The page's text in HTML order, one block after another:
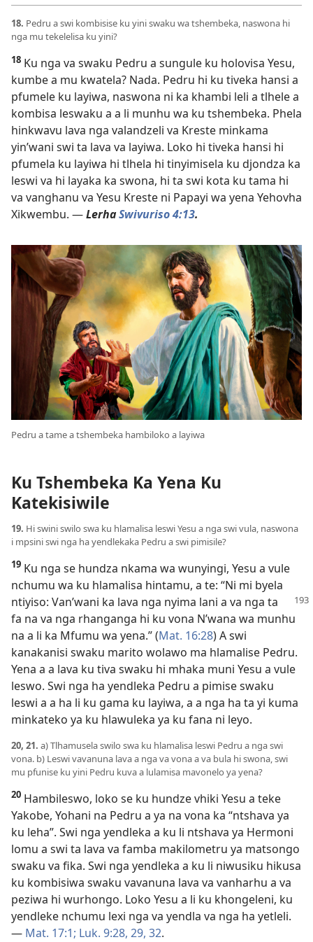
18. Pedru a swi kombisise ku yini swaku wa tshembeka, naswona hi
nga mu tekelelisa ku yini?
18 Ku nga va swaku Pedru a sungule ku holovisa Yesu,
kumbe a mu kwatela? Nada. Pedru hi ku tiveka hansi a
pfumele ku layiwa, naswona ni ka khambi leli a tlhele a
kombisa leswaku a a li munhu wa ku tshembeka. Phela
hinkwavu lava nga valandzeli va Kreste minkama
yin’wani swi ta lava va layiwa. Loko hi tiveka hansi hi
pfumela ku layiwa hi tlhela hi tinyimisela ku djondza ka
leswi va hi layaka ka swona, hi ta swi kota ku tama hi
va vanghanu va Yesu Kreste ni Papayi wa yena Yehovha
Xikwembu. —LerhaSwivuriso 4:13.
Pedru a tame a tshembeka hambiloko a layiwa
Ku Tshembeka Ka Yena Ku
Katekisiwile
19. Hi swini swilo swa ku hlamalisa leswi Yesu a nga swi vula, naswona
i mpsini swi nga ha yendlekaka Pedru a swi pimisile?
19 Ku nga se hundza nkama wa wunyingi, Yesu a vule
nchumu wa ku hlamalisa hintamu, a te: “Ni mi byela
ntiyiso: Van’wani ka lava nga nyima lani a va nga ta
fa na va nga rhanganga hi ku vona N’wana wa munhu
na a li ka Mfumu wa yena.” (Mat. 16:28) A swi
kanakanisi swaku marito wolawo ma hlamalise Pedru.
Yena a a lava ku tiva swaku hi mhaka muni Yesu a vule
leswo. Swi nga ha yendleka Pedru a pimise swaku
leswi a a ha li ku gama ku layiwa, a a nga ha ta yi kuma
minkateko ya ku hlawuleka ya ku fana ni leyo.
20, 21. a) Tlhamusela swilo swa ku hlamalisa leswi Pedru a nga swi
vona. b) Leswi vavanuna lava a nga va vona a va bula hi swona, swi
mu pfunise ku yini Pedru kuva a lulamisa mavonelo ya yena?
20 Hambileswo, loko se ku hundze vhiki Yesu a teke
Yakobe, Yohani na Pedru a ya na vona ka “ntshava ya
ku leha”. Swi nga yendleka a ku li ntshava ya Hermoni
lomu a swi ta lava va famba makilometru ya matsongo
swaku va fika. Swi nga yendleka a ku li niwusiku hikusa
ku kombisiwa swaku vavanuna lava va vanharhu a va
peziwa hi wurhongo. Loko Yesu a li ku khongeleni, ku
yendleke nchumu lexi nga va yendla va nga ha yetleli.
— Mat. 17:1; Luk. 9:28, 29, 32.